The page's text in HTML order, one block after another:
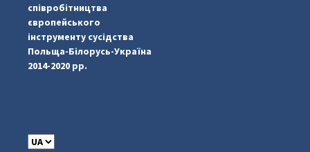
співробітництва
європейського
інструменту сусідства
Польща-Білорусь-Україна
2014-2020 рр.
C